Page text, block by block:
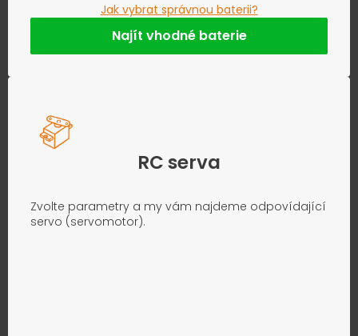
Jak vybrat správnou baterii?
Najít vhodné baterie
RC serva
Zvolte parametry a my vám najdeme odpovídající
servo (servomotor).